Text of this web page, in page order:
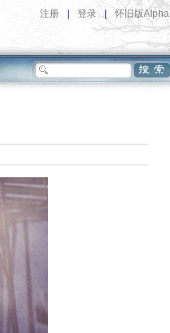
注册 登录 | 怀旧版Alpha